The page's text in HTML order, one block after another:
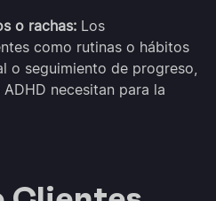
o rachas: Los
como rutinas o hábitos
o seguimiento de progreso,
necesitan para la